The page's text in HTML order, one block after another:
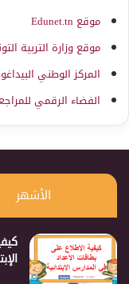
موقع Edunet.tn
موقع وزارة التربية
المركز الوطني
الفضاء الرقمي
الأشهر